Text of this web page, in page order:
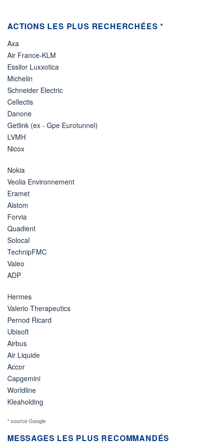
ACTIONS LES PLUS RECHERCHÉES *
Axa
Air France-KLM
Essilor Luxxotica
Michelin
Schneider Electric
Cellectis
Danone
Getlink (ex - Gpe Eurotunnel)
LVMH
Nicox
Nokia
Veolia Environnement
Eramet
Alstom
Forvia
Quadient
Solocal
TechnipFMC
Valeo
ADP
Hermes
Valerio Therapeutics
Pernod Ricard
Ubisoft
Airbus
Air Liquide
Accor
Capgemini
Worldline
Kleaholding
* source Google
MESSAGES LES PLUS RECOMMANDÉS